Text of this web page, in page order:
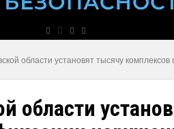
области установят тысячу
области